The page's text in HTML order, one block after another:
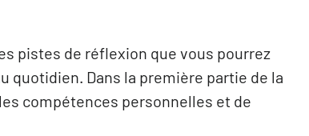
pistes de réflexion que vous pourrez
Dans la première partie de la
compétences personnelles et de